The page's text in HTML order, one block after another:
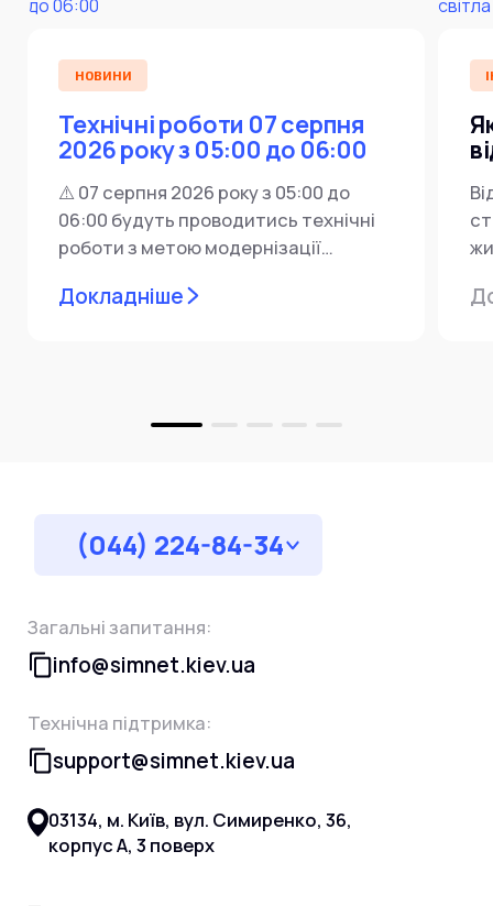
НОВИНИ
Технічні роботи 07 серпня
2026 року з 05:00 до 06:00
⚠️ 07 серпня 2026 року з 05:00 до
06:00 будуть проводитись технічні
роботи з метою модернізації
Докладніше
(044) 224-84-34
Загальні запитання:
info@simnet.kiev.ua
Технічна підтримка:
support@simnet.kiev.ua
03134, м. Київ, вул. Симиренко, 36,
корпус А, 3 поверх